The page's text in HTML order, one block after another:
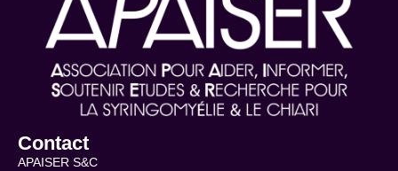
Contact
APAISER S&C